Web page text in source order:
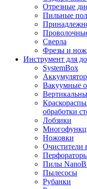
Отрезные
Пильные
Сверла
Фрезы и
Инструмент для
SystemBox
Вакуумные
обработки
Лобзики
Ножовки
Очистители
Пилы
Пылесосы
Рубанки